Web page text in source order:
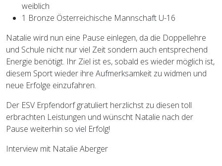
weiblich
1 Bronze Österreichische Mannschaft U-16
Natalie wird nun eine Pause einlegen, da die Doppellehre
und Schule nicht nur viel Zeit sondern auch entsprechend
Energie benötigt. Ihr Ziel ist es, sobald es wieder möglich ist,
diesem Sport wieder ihre Aufmerksamkeit zu widmen und
neue Erfolge einzufahren.
Der ESV Erpfendorf gratuliert herzlichst zu diesen toll
erbrachten Leistungen und wünscht Natalie nach der
Pause weiterhin so viel Erfolg!
Interview mit Natalie Aberger